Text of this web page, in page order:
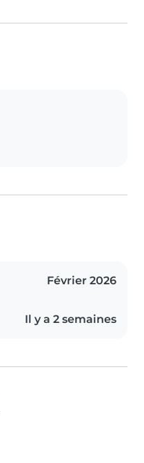
Février 2026
Il y a 2 semaines